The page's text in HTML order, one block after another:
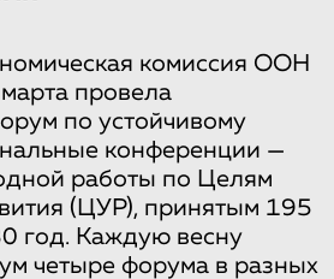
комиссия ООН
провела
по устойчивому
конференции —
работы по Целям
(ЦУР), принятым 195
год. Каждую весну
четыре форума в разных